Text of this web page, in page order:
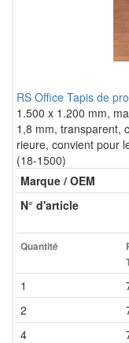
RS Office Tapis de
1.500 x 1.200 mm,
1,8 mm, transparent,
rieure, convient pour
(18-1500)
Marque / OEM
N° d'article
Quantité
1
2
4